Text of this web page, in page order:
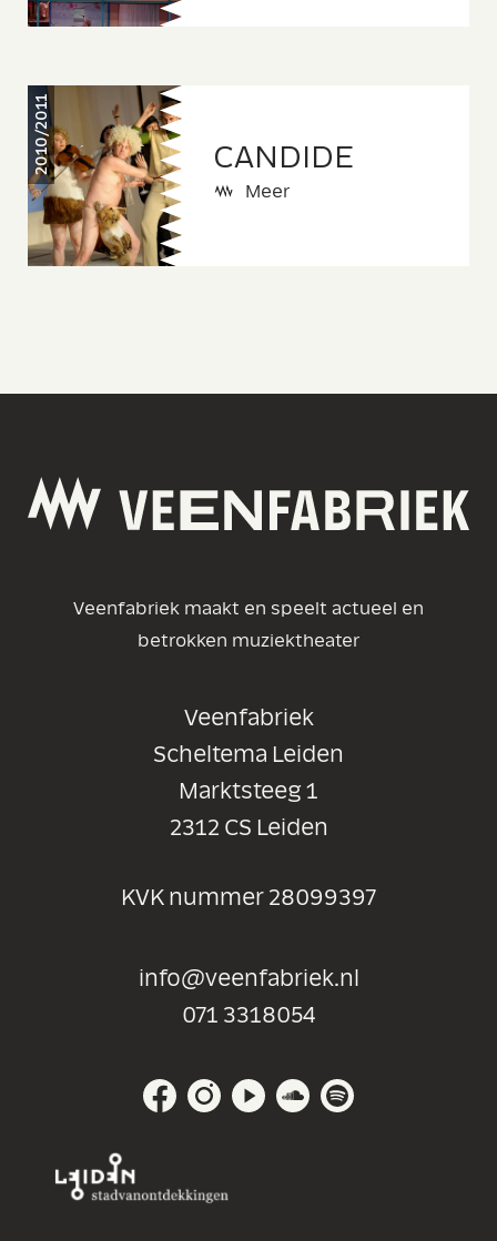
2010/2011 CANDIDE
Meer
Veenfabriek maakt en speelt actueel en
betrokken muziektheater
Veenfabriek
Scheltema Leiden
Marktsteeg 1
2312 CS Leiden
KVK nummer 28099397
info@veenfabriek.nl
071 3318054